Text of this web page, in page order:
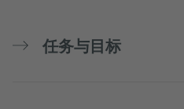
任务与目标